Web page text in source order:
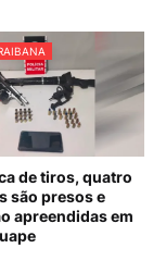
de tiros, quatro
são presos e
apreendidas em